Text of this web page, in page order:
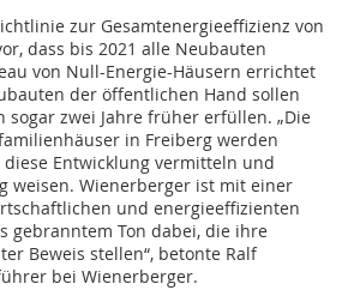
zur Gesamtenergieeffizienz von
dass bis 2021 alle Neubauten
von Null-Energie-Häusern errichtet
der öffentlichen Hand sollen
sogar zwei Jahre früher erfüllen. „Die
in Freiberg werden
Entwicklung vermitteln und
weisen. Wienerberger ist mit einer
und energieeffizienten
gebranntem Ton dabei, die ihre
Beweis stellen“, betonte Ralf
bei Wienerberger.